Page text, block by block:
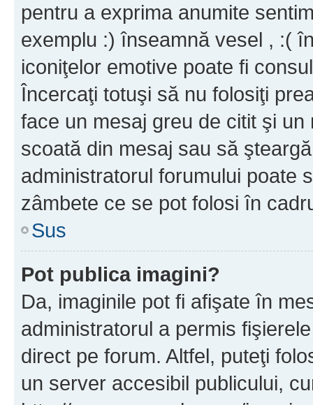
pentru a exprima anumite
exemplu :) înseamnă vesel , :(
iconiţelor emotive poate fi
Încercaţi totuşi să nu folosiţi
face un mesaj greu de citit şi
scoată din mesaj sau să
administratorul forumului poate
zâmbete ce se pot folosi în
Sus
Pot publica imagini?
Da, imaginile pot fi afişate în
administratorul a permis
direct pe forum. Altfel, puteţi
un server accesibil publicului,